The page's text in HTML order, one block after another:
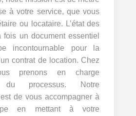
à votre service, que vous
ou locataire. L’état des
fois un document essentiel
incontournable pour la
contrat de location. Chez
prenons en charge
du processus. Notre
de vous accompagner à
en mettant à votre